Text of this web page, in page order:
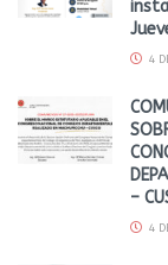
4
–
4